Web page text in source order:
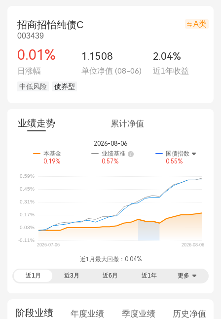
招商招怡纯债C
003439
A类
0.01% 1.1508 2.04%
日涨幅 单位净值 (08-06) 近1年收益
中低风险 债券型
业绩走势 累计净值
2026-08-06
本基金
0.19%
业绩基准
0.57%
国债指数
0.55%
近1月最大回撤： 0.04%
近1月 近3月 近6月 近1年 更多
阶段业绩 年度业绩 季度业绩 历史净值